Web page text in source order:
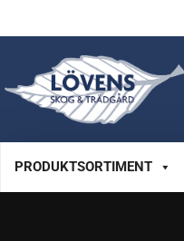
PRODUKTSORTIMENT